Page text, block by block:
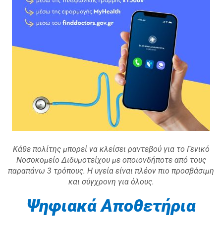
Κάθε πολίτης μπορεί να κλείσει ραντεβού για το Γενικό
Νοσοκομείο Διδυμοτείχου με οποιονδήποτε από τους
παραπάνω 3 τρόπους. Η υγεία είναι πλέον πιο προσβάσιμη
και σύγχρονη για όλους.
Ψηφιακά Αποθετήρια